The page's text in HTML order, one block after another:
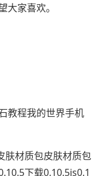
大家喜欢。
程我的世界手机
材质包皮肤材质包
下载0.10.5js0.1